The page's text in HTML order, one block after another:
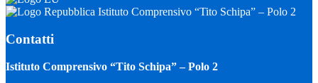
Istituto Comprensivo “Tito Schipa” – Polo 2
Contatti
Istituto Comprensivo “Tito Schipa” – Polo 2